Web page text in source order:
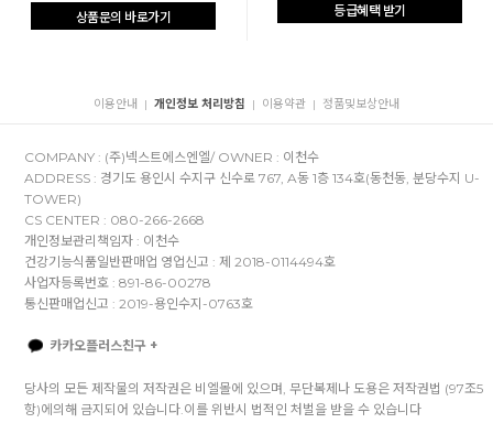
상품문의 바로가기 등급혜택 받기
이용안내 | 개인정보 처리방침 | 이용약관 | 정품및보상안내
COMPANY : (주)넥스트에스엔엘/ OWNER : 이천수
ADDRESS : 경기도 용인시 수지구 신수로 767, A동 1층 134호(동천동, 분당수지 U-
TOWER)
CS CENTER : 080-266-2668
개인정보관리책임자 : 이천수
건강기능식품일반판매업 영업신고 : 제 2018-0114494호
사업자등록번호 : 891-86-00278
통신판매업신고 : 2019-용인수지-0763호
카카오플러스친구 +
당사의 모든 제작물의 저작권은 비엘몰에 있으며, 무단복제나 도용은 저작권법 (97조5
항)에의해 금지되어 있습니다.이를 위반시 법적인 처벌을 받을 수 있습니다